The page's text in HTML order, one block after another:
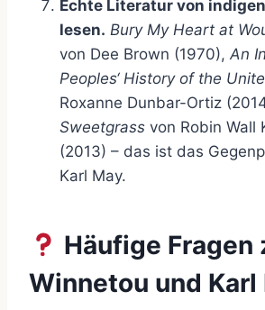
Echte Literatur von
lesen. Bury My Heart at
von Dee Brown (1970), An
Peoples‘ History of the
Roxanne Dunbar-Ortiz
Sweetgrass von Robin Wall
(2013) – das ist das
Karl May.
Häufige Fragen
Winnetou und Karl